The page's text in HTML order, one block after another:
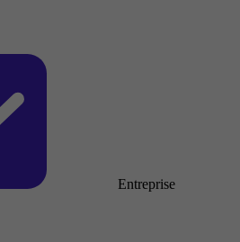
Entreprise